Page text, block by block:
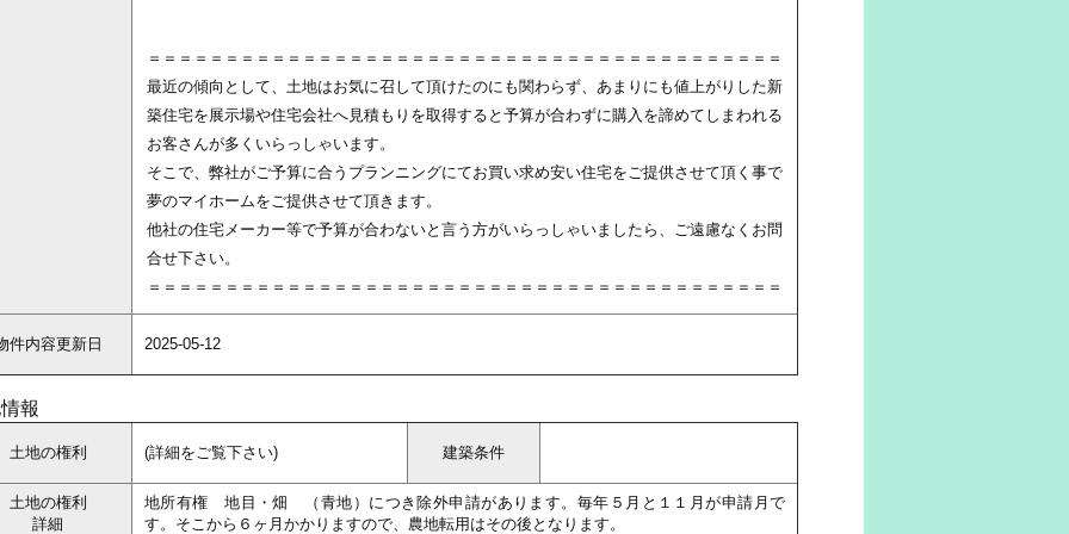
＝＝＝＝＝＝＝＝＝＝＝＝＝＝＝＝＝＝＝＝＝＝＝＝＝＝＝＝＝＝＝＝＝＝＝＝＝＝＝＝＝
最近の傾向として、土地はお気に召して頂けたのにも関わらず、あまりにも値上がりした新
築住宅を展示場や住宅会社へ見積もりを取得すると予算が合わずに購入を諦めてしまわれる
お客さんが多くいらっしゃいます。
そこで、弊社がご予算に合うプランニングにてお買い求め安い住宅をご提供させて頂く事で
夢のマイホームをご提供させて頂きます。
他社の住宅メーカー等で予算が合わないと言う方がいらっしゃいましたら、ご遠慮なくお問
合せ下さい。
＝＝＝＝＝＝＝＝＝＝＝＝＝＝＝＝＝＝＝＝＝＝＝＝＝＝＝＝＝＝＝＝＝＝＝＝＝＝＝＝＝
件内容更新日 2025-05-12
報
土地の権利 (詳細をご覧下さい) 建築条件
土地の権利
詳細
地所有権 地目・畑 （青地）につき除外申請があります。毎年５月と１１月が申請月で
す。そこから６ヶ月かかりますので、農地転用はその後となります。